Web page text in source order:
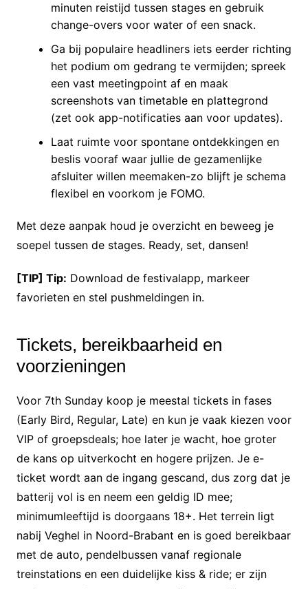
minuten reistijd tussen stages en gebruik
change-overs voor water of een snack.
Ga bij populaire headliners iets eerder richting
het podium om gedrang te vermijden; spreek
een vast meetingpoint af en maak
screenshots van timetable en plattegrond
(zet ook app-notificaties aan voor updates).
Laat ruimte voor spontane ontdekkingen en
beslis vooraf waar jullie de gezamenlijke
afsluiter willen meemaken-zo blijft je schema
flexibel en voorkom je FOMO.
Met deze aanpak houd je overzicht en beweeg je
soepel tussen de stages. Ready, set, dansen!
[TIP] Tip: Download de festivalapp, markeer
favorieten en stel pushmeldingen in.
Tickets, bereikbaarheid en
voorzieningen
Voor 7th Sunday koop je meestal tickets in fases
(Early Bird, Regular, Late) en kun je vaak kiezen voor
VIP of groepsdeals; hoe later je wacht, hoe groter
de kans op uitverkocht en hogere prijzen. Je e-
ticket wordt aan de ingang gescand, dus zorg dat je
batterij vol is en neem een geldig ID mee;
minimumleeftijd is doorgaans 18+. Het terrein ligt
nabij Veghel in Noord-Brabant en is goed bereikbaar
met de auto, pendelbussen vanaf regionale
treinstations en een duidelijke kiss & ride; er zijn